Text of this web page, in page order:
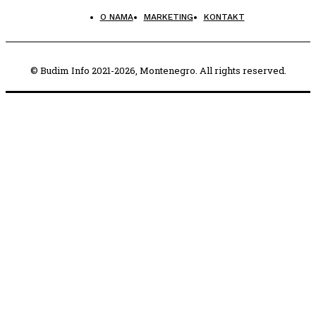
O NAMA MARKETING KONTAKT
© Budim Info 2021-2026, Montenegro. All rights reserved.